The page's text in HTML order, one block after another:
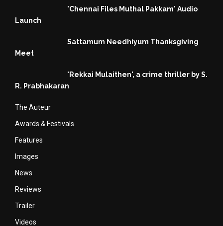
'Chennai Files Muthal Pakkam' Audio
Launch
Sattamum Needhiyum Thanksgiving
Meet
'Rekkai Mulaithen', a crime thriller by S.
R. Prabhakaran
The Auteur
Awards & Festivals
Features
Images
News
Reviews
Trailer
Videos